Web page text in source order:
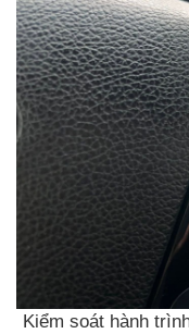
Kiểm soát hành